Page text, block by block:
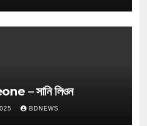
– সানি লিওন
BDNEWS